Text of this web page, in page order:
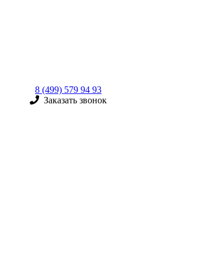
8 (499) 579 94 93
Заказать звонок